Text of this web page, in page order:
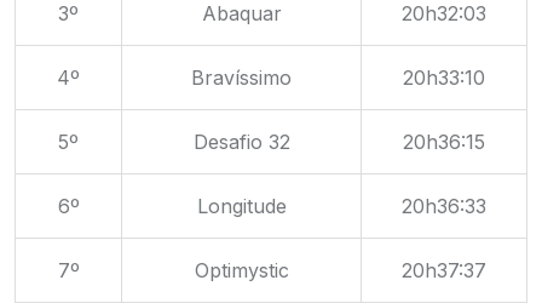
3º Abaquar 20h32:03
4º Bravíssimo 20h33:10
5º Desafio 32 20h36:15
6º Longitude 20h36:33
7º Optimystic 20h37:37